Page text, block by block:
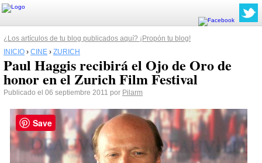
¿Los artículos de tu blog publicados aquí? ¡Propón tu blog!
INICIO › CINE › ZURICH
Paul Haggis recibirá el Ojo de Oro de
honor en el Zurich Film Festival
Publicado el 06 septiembre 2011 por Pilarm
Save